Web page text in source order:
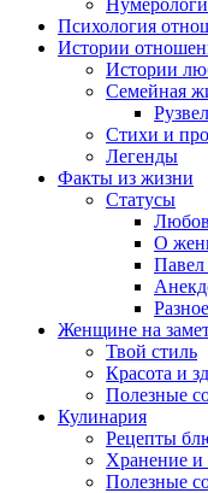
Психология
Истории
Истории
Семейная
Стихи и
Легенды
Факты из жизни
Статусы
О
Разное
Женщине на
Твой стиль
Красота и
Полезные
Кулинария
Рецепты
Хранение и
Полезные